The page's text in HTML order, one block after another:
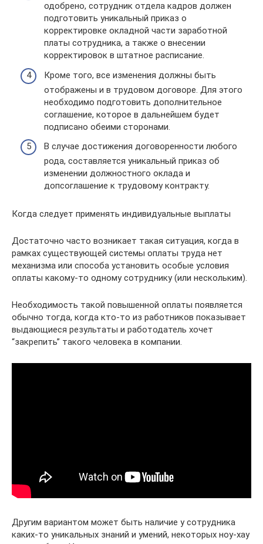
одобрено, сотрудник отдела кадров должен
подготовить уникальный приказ о
корректировке окладной части заработной
платы сотрудника, а также о внесении
корректировок в штатное расписание.
Кроме того, все изменения должны быть
отображены и в трудовом договоре. Для этого
необходимо подготовить дополнительное
соглашение, которое в дальнейшем будет
подписано обеими сторонами.
В случае достижения договоренности любого
рода, составляется уникальный приказ об
изменении должностного оклада и
допсоглашение к трудовому контракту.
Когда следует применять индивидуальные выплаты
Достаточно часто возникает такая ситуация, когда в
рамках существующей системы оплаты труда нет
механизма или способа установить особые условия
оплаты какому-то одному сотруднику (или нескольким).
Необходимость такой повышенной оплаты появляется
обычно тогда, когда кто-то из работников показывает
выдающиеся результаты и работодатель хочет
“закрепить” такого человека в компании.
Другим вариантом может быть наличие у сотрудника
каких-то уникальных знаний и умений, некоторых ноу-хау